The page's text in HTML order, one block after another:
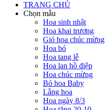
TRANG CHỦ
Chọn mẫu
Hoa sinh nhật
Hoa khai trương
Giỏ hoa chúc mừng
Hoa bó
Hoa tang lễ
Hoa lan hồ điệp
Hoa chúc mừng
Bó hoa Baby
Lẵng hoa
Hoa ngày 8/3